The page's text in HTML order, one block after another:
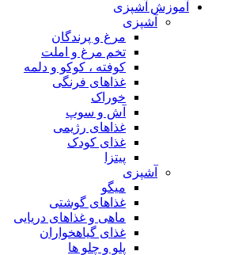
آموزش آشپزی
آشپزی
مرغ و پرندگان
تخم مرغ و املت
کوفته ، کوکو و دلمه
غذاهای فرنگی
خوراک
آش و سوپ
غذاهای رژیمی
غذای کودک
پیتزا
آشپزی
میگو
غذاهای گوشتی
ماهی و غذاهای دریایی
غذای گیاهخواران
پلو و چلو ها